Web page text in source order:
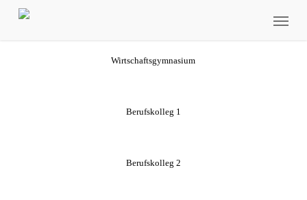
Skip
Wirtschaftsgymnasium
Berufskolleg 1
Berufskolleg 2